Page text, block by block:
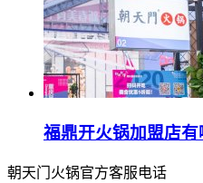
福鼎开火锅加盟店
朝天门火锅官方客服电话